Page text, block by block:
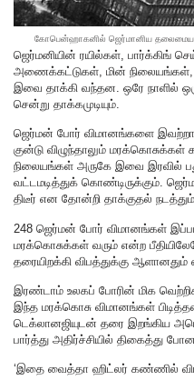
கோபென்ஹாகனில் ஜெர்மானிய
ஜெர்மனியின் ரயில்கள், பார்க்கிங்
அணைக்கட்டுகள், மின்
இவை தாக்கி வந்தன. ஒரே நாளில்
சென்று தாக்கமுடியும்.
ஜெர்மன் போர் விமானங்களை இவற்றால்
குன்டு விழுந்தாலும்
நிலையங்கள் அருகே இவை இரவில்
வட்டமடித்துக் கொண்டிருக்கும்.
திடீர் என தோன்றி தாக்குதல்
248 ஜெர்மன் போர் விமானங்கள்
மரக்கொசுக்கள் வரும் என்ற
தரையிறக்கி விபத்துக்கு ஆளானதும்
இரண்டாம் உலகப் போரின் மிக
இந்த மரக்கொசு விமானங்கள்
டெக்லானஜியுடன் தரை இறங்கிய
பார்த்து அதிர்ச்சியில் திகைத்து
‘இதை வைத்தா ஹிட்லர் கண்ணில்